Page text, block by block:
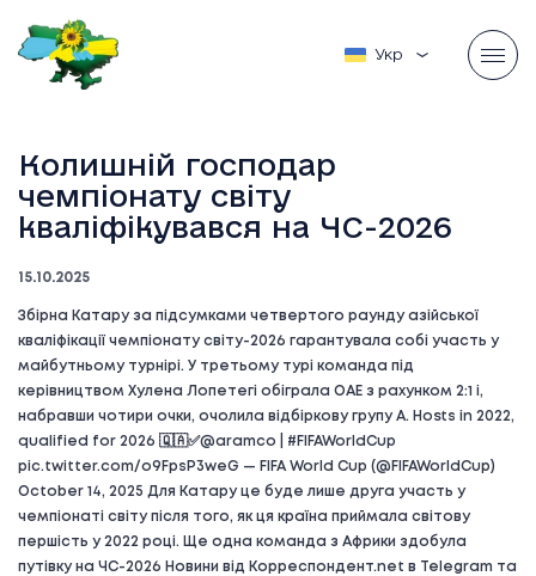
Українська
Колишній господар
чемпіонату світу
кваліфікувався на ЧС-2026
15.10.2025
Збірна Катару за підсумками четвертого раунду азійської
кваліфікації чемпіонату світу-2026 гарантувала собі участь у
майбутньому турнірі. У третьому турі команда під
керівництвом Хулена Лопетегі обіграла ОАЕ з рахунком 2:1 і,
набравши чотири очки, очолила відбіркову групу А. Hosts in 2022,
qualified for 2026 🇶🇦✅@aramco | #FIFAWorldCup
pic.twitter.com/o9FpsP3weG — FIFA World Cup (@FIFAWorldCup)
October 14, 2025 Для Катару це буде лише друга участь у
чемпіонаті світу після того, як ця країна приймала світову
першість у 2022 році. Ще одна команда з Африки здобула
путівку на ЧС-2026 Новини від Корреспондент.net в Telegram та